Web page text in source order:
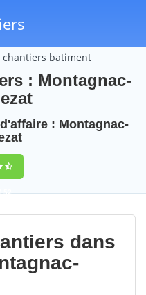
chantiers batiment
: Montagnac-
: Montagnac-
52
dans